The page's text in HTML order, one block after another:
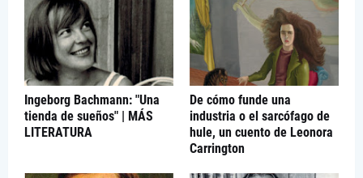
Ingeborg Bachmann: "Una
tienda de sueños" | MÁS
LITERATURA
De cómo funde una
industria o el sarcófago de
hule, un cuento de Leonora
Carrington